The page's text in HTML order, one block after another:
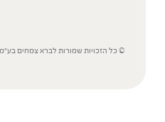
© כל הזכויות שמורות לברא צמחים בע”מ